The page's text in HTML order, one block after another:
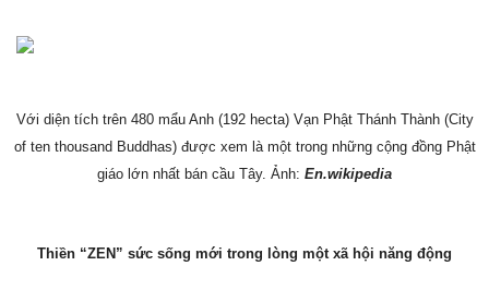
Với diện tích trên 480 mẩu Anh (192 hecta) Vạn Phật Thánh Thành (City
of ten thousand Buddhas) được xem là một trong những cộng đồng Phật
giáo lớn nhất bán cầu Tây. Ảnh: En.wikipedia
Thiền “ZEN” sức sống mới trong lòng một xã hội năng động